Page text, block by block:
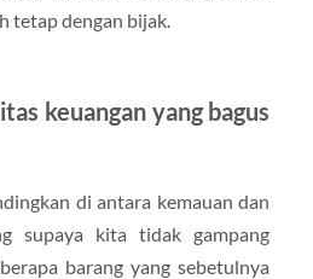
tetap dengan bijak.
keuangan yang bagus
di antara kemauan dan
supaya kita tidak gampang
barang yang sebetulnya